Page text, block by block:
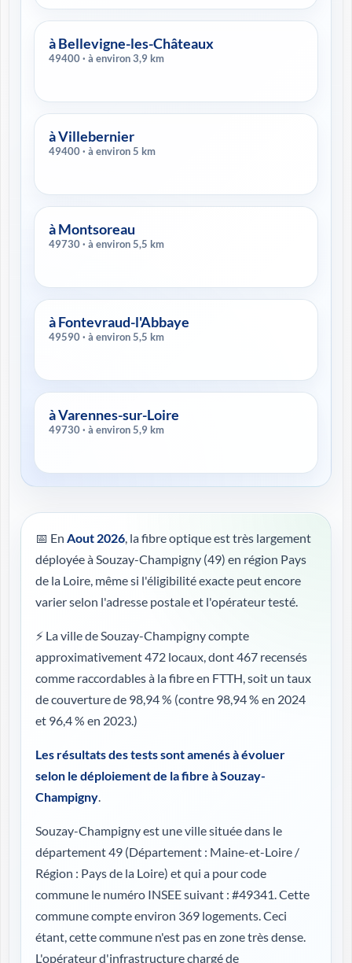
à Bellevigne-les-Châteaux
49400 · à environ 3,9 km
à Villebernier
49400 · à environ 5 km
à Montsoreau
49730 · à environ 5,5 km
à Fontevraud-l'Abbaye
49590 · à environ 5,5 km
à Varennes-sur-Loire
49730 · à environ 5,9 km
📅 En Aout 2026, la fibre optique est très largement
déployée à Souzay-Champigny (49) en région Pays
de la Loire, même si l'éligibilité exacte peut encore
varier selon l'adresse postale et l'opérateur testé.
⚡ La ville de Souzay-Champigny compte
approximativement 472 locaux, dont 467 recensés
comme raccordables à la fibre en FTTH, soit un taux
de couverture de 98,94 % (contre 98,94 % en 2024
et 96,4 % en 2023.)
Les résultats des tests sont amenés à évoluer
selon le déploiement de la fibre à Souzay-
Champigny.
Souzay-Champigny est une ville située dans le
département 49 (Département : Maine-et-Loire /
Région : Pays de la Loire) et qui a pour code
commune le numéro INSEE suivant : #49341. Cette
commune compte environ 369 logements. Ceci
étant, cette commune n'est pas en zone très dense.
L'opérateur d'infrastructure chargé de